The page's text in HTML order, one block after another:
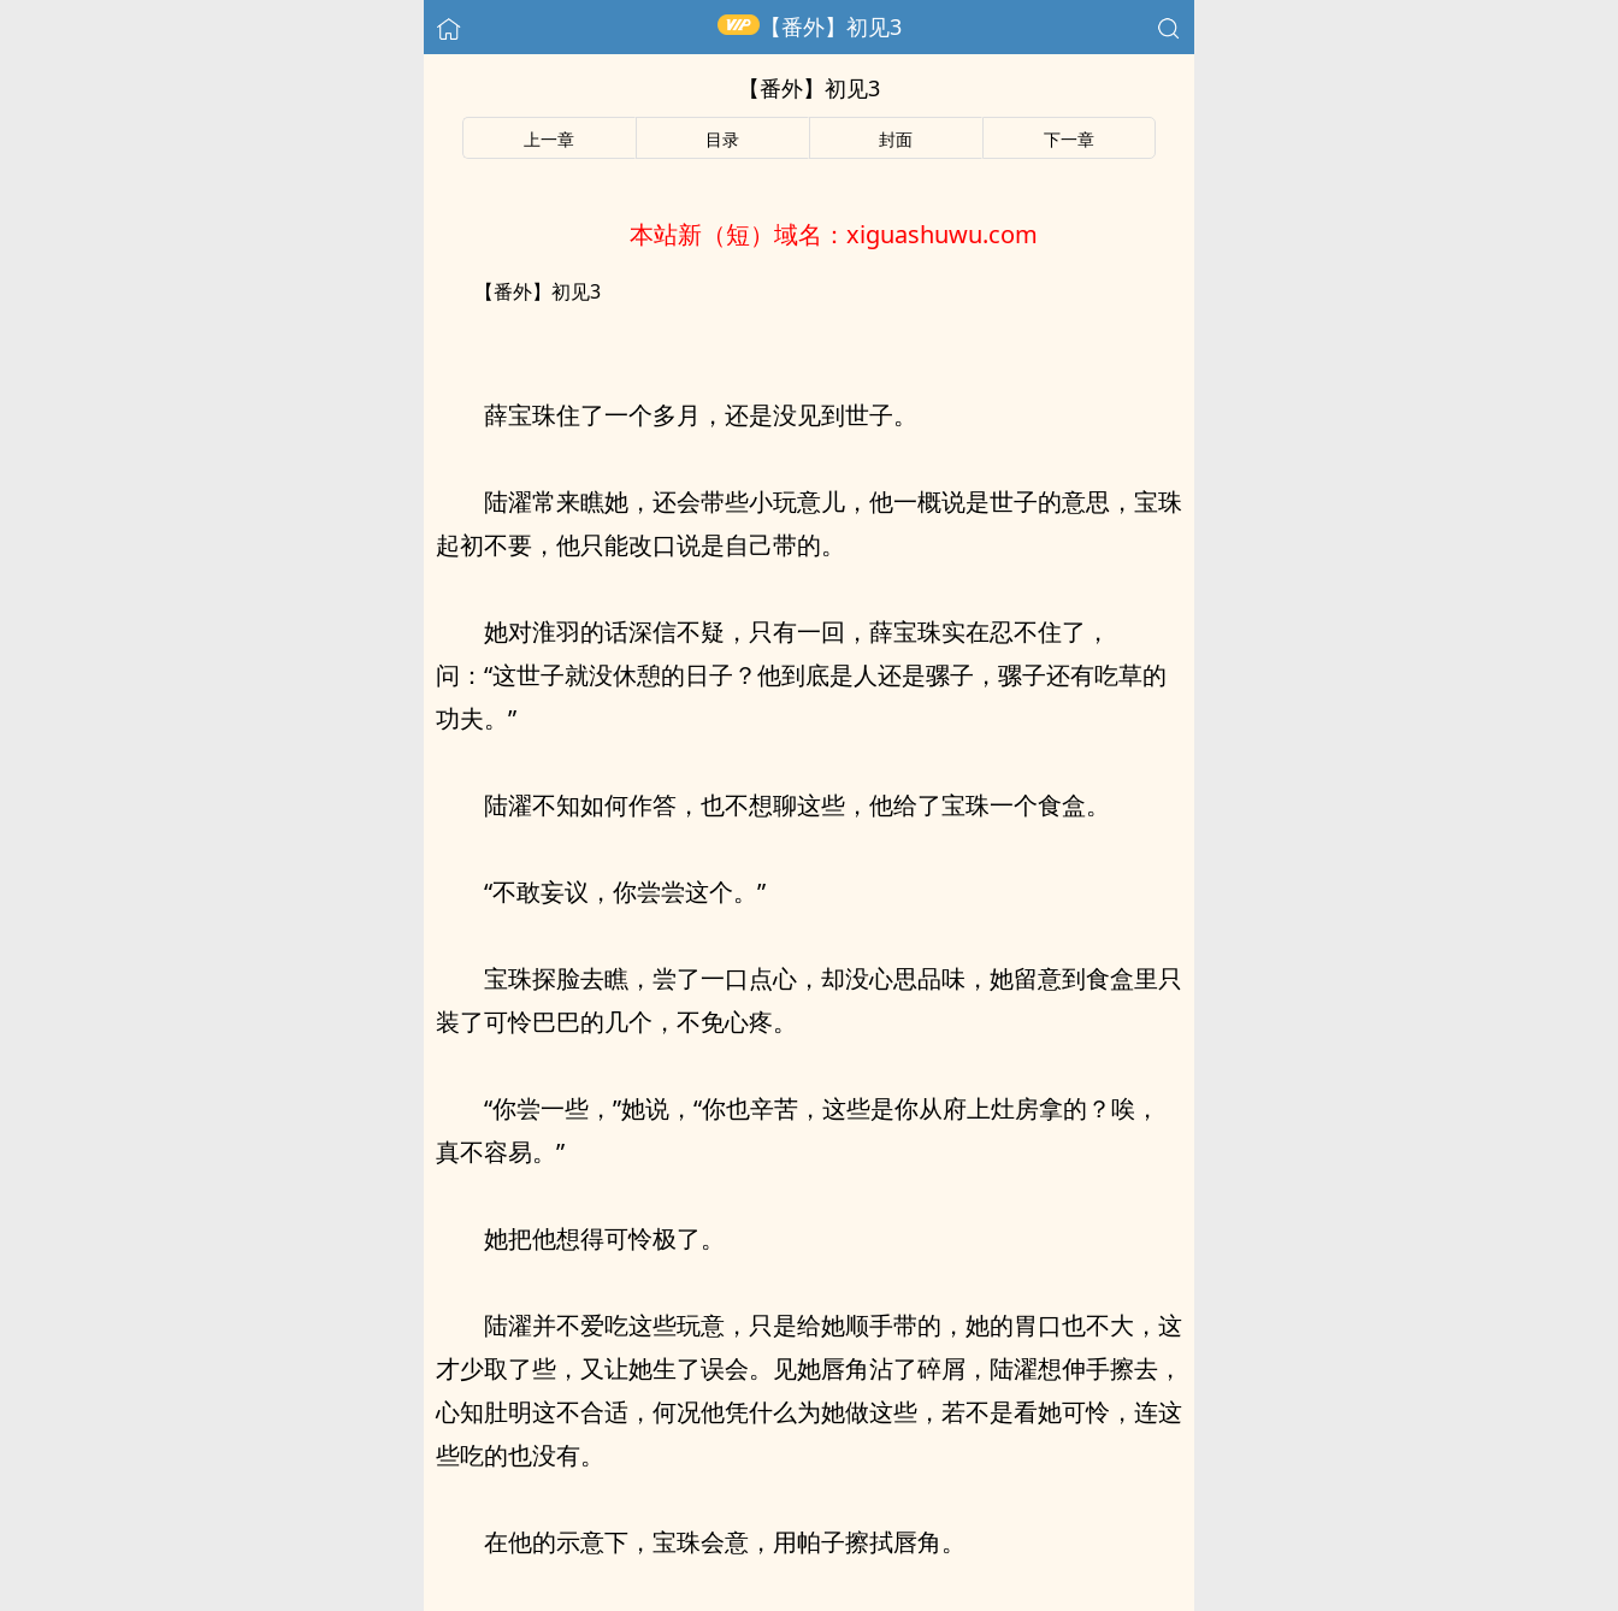
【番外】初见3
【番外】初见3
上一章 目录 封面 下一章
本站新（短）域名：xiguashuwu.com
【番外】初见3
薛宝珠住了一个多月，还是没见到世子。
陆濯常来瞧她，还会带些小玩意儿，他一概说是世子的意思，宝珠
起初不要，他只能改口说是自己带的。
她对淮羽的话深信不疑，只有一回，薛宝珠实在忍不住了，
问：“这世子就没休憩的日子？他到底是人还是骡子，骡子还有吃草的
功夫。”
陆濯不知如何作答，也不想聊这些，他给了宝珠一个食盒。
“不敢妄议，你尝尝这个。”
宝珠探脸去瞧，尝了一口点心，却没心思品味，她留意到食盒里只
装了可怜巴巴的几个，不免心疼。
“你尝一些，”她说，“你也辛苦，这些是你从府上灶房拿的？唉，
真不容易。”
她把他想得可怜极了。
陆濯并不爱吃这些玩意，只是给她顺手带的，她的胃口也不大，这
才少取了些，又让她生了误会。见她唇角沾了碎屑，陆濯想伸手擦去，
心知肚明这不合适，何况他凭什么为她做这些，若不是看她可怜，连这
些吃的也没有。
在他的示意下，宝珠会意，用帕子擦拭唇角。